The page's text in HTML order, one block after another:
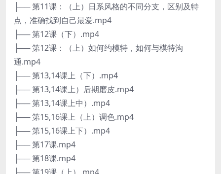
├── 第11课：（上）日系风格的不同分支，区别及特
点，准确找到自己最爱.mp4
├── 第12课（下）.mp4
├── 第12课：（上）如何约模特，如何与模特沟
通.mp4
├── 第13,14课上（下）.mp4
├── 第13,14课上）后期磨皮.mp4
├── 第13,14课上中）.mp4
├── 第15,16课上（上）调色.mp4
├── 第15,16课上下）.mp4
├── 第17课.mp4
├── 第18课.mp4
├── 第19课（上）.mp4